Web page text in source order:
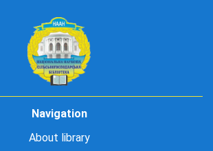
Navigation
About library